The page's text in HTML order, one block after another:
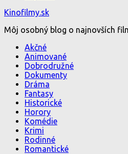
Kinofilmy.sk
Môj osobný blog o najnovších
Akčné
Animované
Dobrodružné
Dokumenty
Dráma
Fantasy
Historické
Horory
Komédie
Krimi
Rodinné
Romantické